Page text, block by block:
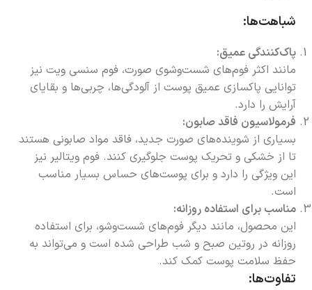
شباهت‌ها:
پاک‌کنندگی عمیق:
مانند اکثر فوم‌های شست‌وشوی صورت، فوم سنسی ویت نیز
توانایی پاکسازی عمیق پوست از آلودگی‌ها، چربی‌ها و بقایای
آرایش را دارد.
فرمولاسیون فاقد صابون:
بسیاری از شوینده‌های صورت جدید، فاقد مواد صابونی هستند
تا از خشکی و تحریک پوست جلوگیری کنند. فوم ویتالیر نیز
این ویژگی را دارد و برای پوست‌های حساس بسیار مناسب
است.
مناسب برای استفاده روزانه:
این محصول، مانند دیگر فوم‌های شست‌وشو، برای استفاده
روزانه در روتین صبح و شب طراحی شده است و می‌تواند به
حفظ سلامت پوست کمک کند.
تفاوت‌ها: